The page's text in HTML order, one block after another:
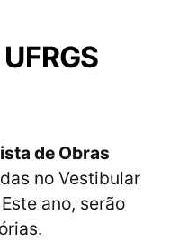
de Obras
no Vestibular
ano, serão